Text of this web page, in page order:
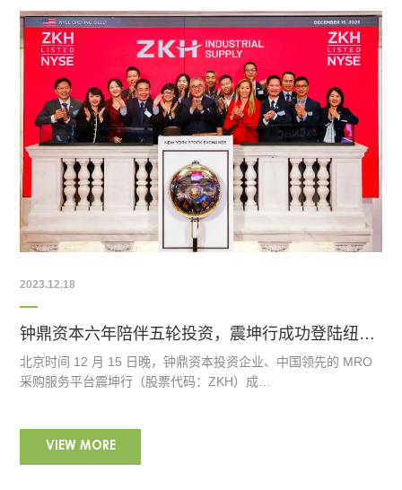
2023.12.18
钟鼎资本六年陪伴五轮投资，震坤行成功登陆纽交所
北京时间 12 月 15 日晚，钟鼎资本投资企业、中国领先的 MRO
采购服务平台震坤行（股票代码：ZKH）成…
VIEW MORE